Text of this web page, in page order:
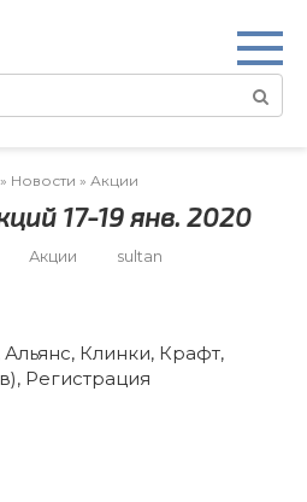
» Новости » Акции
17-19 янв. 2020
Акции sultan
Альянс, Клинки, Крафт,
Регистрация